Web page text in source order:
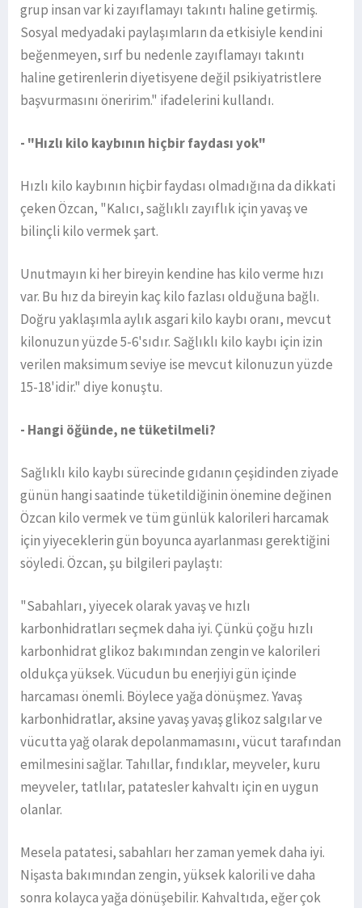
grup insan var ki zayıflamayı takıntı haline getirmiş.
Sosyal medyadaki paylaşımların da etkisiyle kendini
beğenmeyen, sırf bu nedenle zayıflamayı takıntı
haline getirenlerin diyetisyene değil psikiyatristlere
başvurmasını öneririm." ifadelerini kullandı.
- "Hızlı kilo kaybının hiçbir faydası yok"
Hızlı kilo kaybının hiçbir faydası olmadığına da dikkati
çeken Özcan, "Kalıcı, sağlıklı zayıflık için yavaş ve
bilinçli kilo vermek şart.
Unutmayın ki her bireyin kendine has kilo verme hızı
var. Bu hız da bireyin kaç kilo fazlası olduğuna bağlı.
Doğru yaklaşımla aylık asgari kilo kaybı oranı, mevcut
kilonuzun yüzde 5-6'sıdır. Sağlıklı kilo kaybı için izin
verilen maksimum seviye ise mevcut kilonuzun yüzde
15-18'idir." diye konuştu.
- Hangi öğünde, ne tüketilmeli?
Sağlıklı kilo kaybı sürecinde gıdanın çeşidinden ziyade
günün hangi saatinde tüketildiğinin önemine değinen
Özcan kilo vermek ve tüm günlük kalorileri harcamak
için yiyeceklerin gün boyunca ayarlanması gerektiğini
söyledi. Özcan, şu bilgileri paylaştı:
"Sabahları, yiyecek olarak yavaş ve hızlı
karbonhidratları seçmek daha iyi. Çünkü çoğu hızlı
karbonhidrat glikoz bakımından zengin ve kalorileri
oldukça yüksek. Vücudun bu enerjiyi gün içinde
harcaması önemli. Böylece yağa dönüşmez. Yavaş
karbonhidratlar, aksine yavaş yavaş glikoz salgılar ve
vücutta yağ olarak depolanmamasını, vücut tarafından
emilmesini sağlar. Tahıllar, fındıklar, meyveler, kuru
meyveler, tatlılar, patatesler kahvaltı için en uygun
olanlar.
Mesela patatesi, sabahları her zaman yemek daha iyi.
Nişasta bakımından zengin, yüksek kalorili ve daha
sonra kolayca yağa dönüşebilir. Kahvaltıda, eğer çok